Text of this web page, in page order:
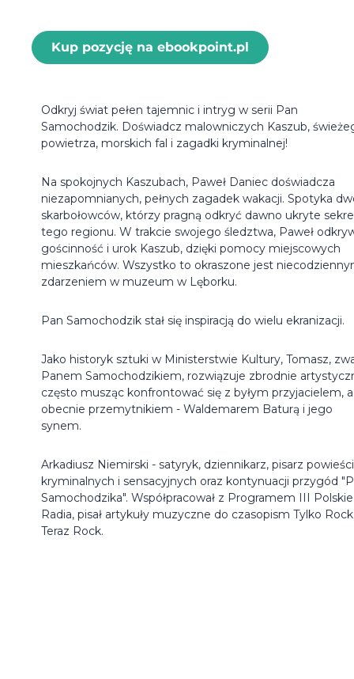
Kup pozycję na ebookpoint.pl
Odkryj świat pełen tajemnic i intryg w serii Pan
Samochodzik. Doświadcz malowniczych Kaszub,
powietrza, morskich fal i zagadki kryminalnej!
Na spokojnych Kaszubach, Paweł Daniec doświadcza
niezapomnianych, pełnych zagadek wakacji. Spotyka
skarbołowców, którzy pragną odkryć dawno ukryte
tego regionu. W trakcie swojego śledztwa, Paweł
gościnność i urok Kaszub, dzięki pomocy miejscowych
mieszkańców. Wszystko to okraszone jest
zdarzeniem w muzeum w Lęborku.
Pan Samochodzik stał się inspiracją do wielu ekranizacji.
Jako historyk sztuki w Ministerstwie Kultury, Tomasz,
Panem Samochodzikiem, rozwiązuje zbrodnie
często musząc konfrontować się z byłym przyjacielem, a
obecnie przemytnikiem - Waldemarem Baturą i jego
synem.
Arkadiusz Niemirski - satyryk, dziennikarz, pisarz powieści
kryminalnych i sensacyjnych oraz kontynuacji przygód
Samochodzika". Współpracował z Programem III
Radia, pisał artykuły muzyczne do czasopism Tylko
Teraz Rock.